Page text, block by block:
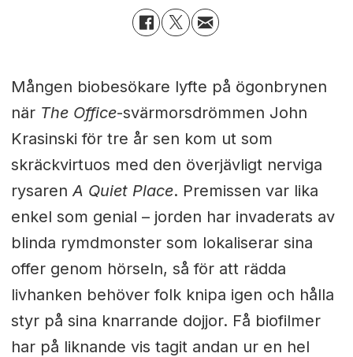
Mången biobesökare lyfte på ögonbrynen
när The Office-svärmorsdrömmen John
Krasinski för tre år sen kom ut som
skräckvirtuos med den överjävligt nerviga
rysaren A Quiet Place. Premissen var lika
enkel som genial – jorden har invaderats av
blinda rymdmonster som lokaliserar sina
offer genom hörseln, så för att rädda
livhanken behöver folk knipa igen och hålla
styr på sina knarrande dojjor. Få biofilmer
har på liknande vis tagit andan ur en hel